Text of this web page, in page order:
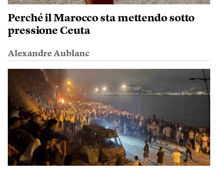
Perché il Marocco sta mettendo sotto
pressione Ceuta
Alexandre Aublanc